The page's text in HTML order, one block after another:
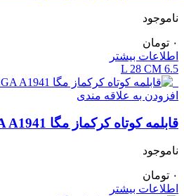
ناموجود
۰ تومان
اطلاعات بیشتر
6.5 L
28 CM
افزودن به علاقه مندی
قابلمه کوتاه کرکماز مگا MEGA A1941
ناموجود
۰ تومان
اطلاعات بیشتر